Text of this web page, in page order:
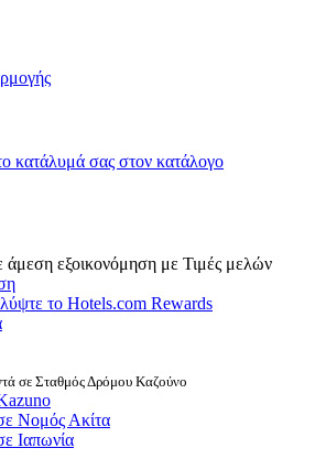
κατάλυμά σας στον κατάλογο
άμεση εξοικονόμηση με Τιμές μελών
το Hotels.com Rewards
σε Σταθμός Δρόμου Καζούνο
Νομός Ακίτα
Ιαπωνία